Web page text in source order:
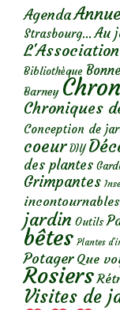
Agenda
Strasbourg... Au
Bibliothèque
Barney
Chroniques
Conception de
coeur DIY
des plantes
Grimpantes
incontournables
jardin Outils
bêtes Plantes
Potager Que
Rosiers
Visites de